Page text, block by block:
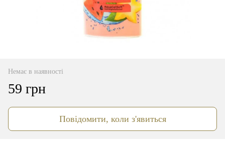
Немає в наявності
59 грн
Повідомити, коли з'явиться